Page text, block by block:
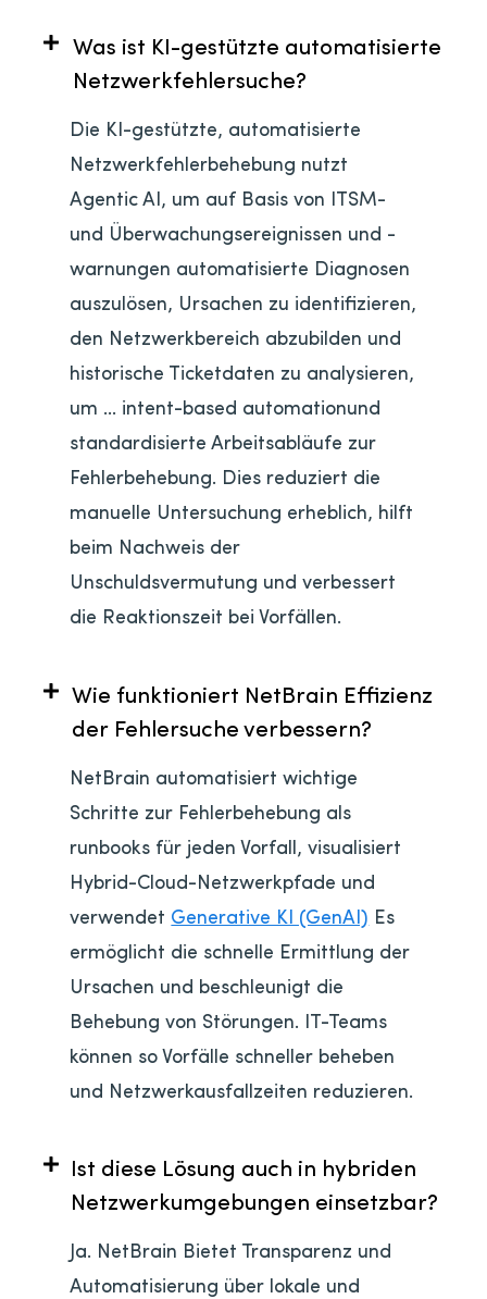
Was ist KI-gestützte automatisierte
Netzwerkfehlersuche?
Die KI-gestützte, automatisierte
Netzwerkfehlerbehebung nutzt
Agentic AI, um auf Basis von ITSM-
und Überwachungsereignissen und -
warnungen automatisierte Diagnosen
auszulösen, Ursachen zu identifizieren,
den Netzwerkbereich abzubilden und
historische Ticketdaten zu analysieren,
um … intent-based automationund
standardisierte Arbeitsabläufe zur
Fehlerbehebung. Dies reduziert die
manuelle Untersuchung erheblich, hilft
beim Nachweis der
Unschuldsvermutung und verbessert
die Reaktionszeit bei Vorfällen.
Wie funktioniert NetBrain Effizienz
der Fehlersuche verbessern?
NetBrain automatisiert wichtige
Schritte zur Fehlerbehebung als
runbooks für jeden Vorfall, visualisiert
Hybrid-Cloud-Netzwerkpfade und
verwendet Generative KI (GenAI) Es
ermöglicht die schnelle Ermittlung der
Ursachen und beschleunigt die
Behebung von Störungen. IT-Teams
können so Vorfälle schneller beheben
und Netzwerkausfallzeiten reduzieren.
Ist diese Lösung auch in hybriden
Netzwerkumgebungen einsetzbar?
Ja. NetBrain Bietet Transparenz und
Automatisierung über lokale und